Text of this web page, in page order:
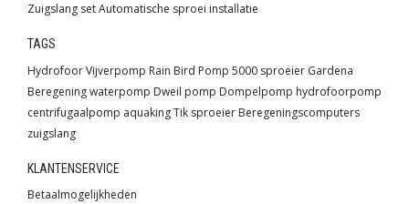
Zuigslang setAutomatische sproei installatie
TAGS
HydrofoorVijverpomp Rain Bird Pomp 5000 sproeier Gardena
Beregeningwaterpomp Dweil pomp Dompelpomp hydrofoorpomp
centrifugaalpomp aquakingTik sproeier Beregeningscomputers
zuigslang
KLANTENSERVICE
Betaalmogelijkheden